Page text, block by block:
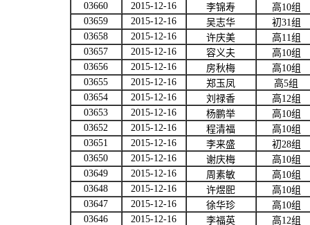
03660
2015-12-16 李锦寿 高10组
03659
2015-12-16 吴志华 初31组
03658
2015-12-16 许庆美 高11组
03657
2015-12-16 容义夫 高10组
03656
2015-12-16 房秋梅 高10组
03655
2015-12-16 郑玉凤 高5组
03654
2015-12-16 刘禄香 高12组
03653
2015-12-16 杨鹏举 高10组
03652
2015-12-16 程清福 高10组
03651
2015-12-16 李来盛 初28组
03650
2015-12-16 谢庆梅 高10组
03649
2015-12-16 周素敏 高10组
03648
2015-12-16 许煜巸 高10组
03647
2015-12-16 徐华珍 高10组
03646
2015-12-16 李福英 高12组